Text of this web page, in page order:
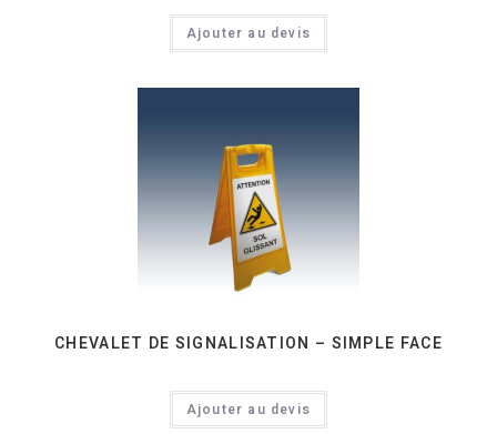
Ajouter au devis
CHEVALET DE SIGNALISATION – SIMPLE FACE
Ajouter au devis